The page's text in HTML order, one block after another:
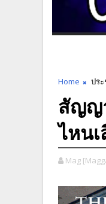
Home ปร
สัญญ
ไหน
Mag